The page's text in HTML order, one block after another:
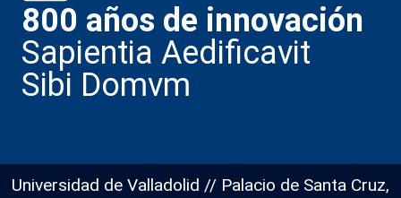
800 años de innovación
Sapientia Aedificavit
Sibi Domvm
Universidad de Valladolid // Palacio de Santa Cruz,